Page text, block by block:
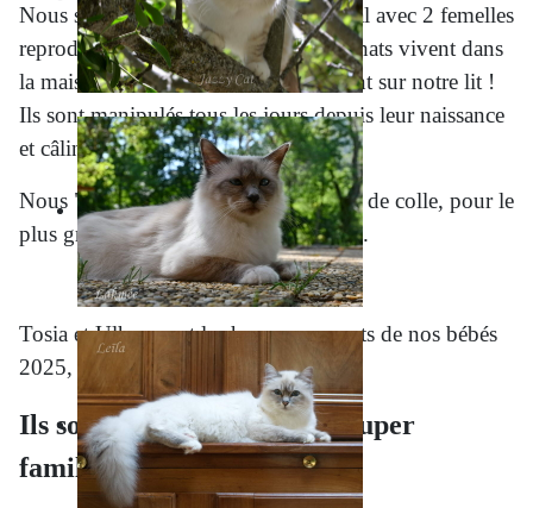
Nous sommes un petit élevage familial avec 2 femelles
reproductrices et un mâle. Tous nos chats vivent dans
la maison avec nous, les bébés naissent sur notre lit !
Ils sont manipulés tous les jours depuis leur naissance
et câlinés en continu.
Nous "fabriquons" donc de vrais pots de colle, pour le
plus grand plaisir des futurs adoptants.
Tosia et Ulhan sont les heureux parents de nos bébés
2025, une seule portée cette année !
Ils sont tous partis dans de super
familles